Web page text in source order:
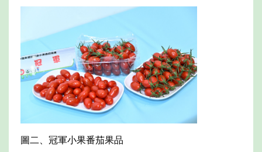
圖二、冠軍小果番茄果品